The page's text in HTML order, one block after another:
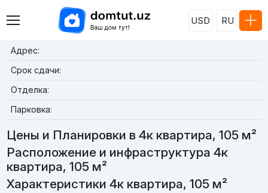
USD RU
Адрес:
Срок сдачи:
Отделка:
Парковка:
Цены и Планировки в 4к квартира, 105 м²
Расположение и инфраструктура 4к
квартира, 105 м²
Характеристики 4к квартира, 105 м²